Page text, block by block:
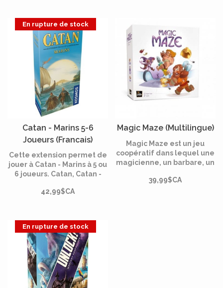
plus.
rooms autour d'une table.
En rupture de stock
Catan - Marins 5-6
Joueurs (Francais)
Cette extension permet de
jouer à Catan - Marins à 5 ou
6 joueurs. Catan, Catan -
Catan - Marins sont
42,99$CA
Magic Maze (Multilingue)
Magic Maze est un jeu
coopératif dans lequel une
magicienne, un barbare, un
dans une mission : voler
39,99$CA
En rupture de stock